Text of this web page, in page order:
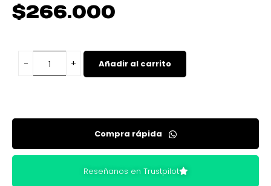
$266.000
Añadir al carrito
Compra rápida
Reseñanos en Trustpilot